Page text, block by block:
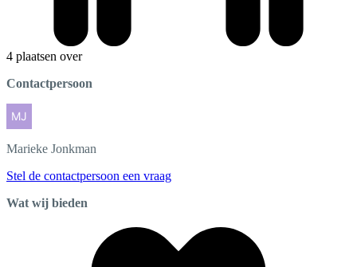
4 plaatsen over
Contactpersoon
Marieke Jonkman
Stel de contactpersoon een vraag
Wat wij bieden